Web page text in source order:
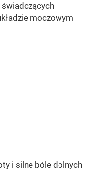
świadczących
moczowym
i silne bóle dolnych